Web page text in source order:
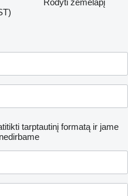
Rodyti žemėlapį
tarptautinį formatą ir jame